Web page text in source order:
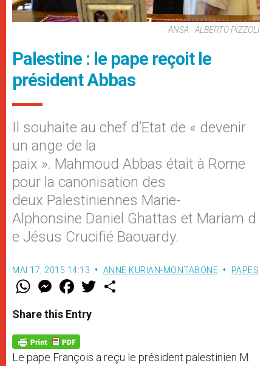
ANSA - ALBERTO PIZZOLI
Palestine : le pape reçoit le
président Abbas
Il souhaite au chef d’Etat de « devenir
un ange de la
paix ». Mahmoud Abbas était à Rome
pour la canonisation des
deux Palestiniennes Marie-
Alphonsine Daniel Ghattas et Mariam d
e Jésus Crucifié Baouardy.
MAI 17, 2015 14:13 ANNE KURIAN-MONTABONE PAPES
W
t
s
p
p
M
e
s
e
g
e
r
F
a
e
b
o
k
w
Share this Entry
Le pape François a reçu le président palestinien M.